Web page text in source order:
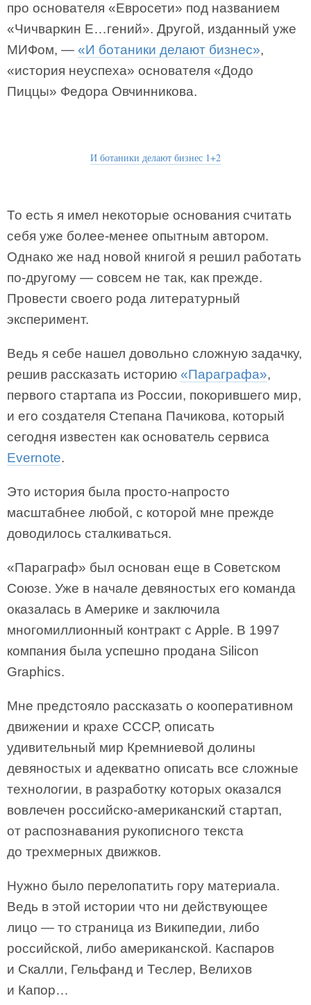
про основателя «Евросети» под названием
«Чичваркин Е…гений». Другой, изданный уже
МИФом, — «И ботаники делают бизнес»,
«история неуспеха» основателя «Додо
Пиццы» Федора Овчинникова.
И ботаники делают бизнес 1+2
То есть я имел некоторые основания считать
себя уже более-менее опытным автором.
Однако же над новой книгой я решил работать
по-другому — совсем не так, как прежде.
Провести своего рода литературный
эксперимент.
Ведь я себе нашел довольно сложную задачку,
решив рассказать историю «Параграфа»,
первого стартапа из России, покорившего мир,
и его создателя Степана Пачикова, который
сегодня известен как основатель сервиса
Evernote.
Это история была просто-напросто
масштабнее любой, с которой мне прежде
доводилось сталкиваться.
«Параграф» был основан еще в Советском
Союзе. Уже в начале девяностых его команда
оказалась в Америке и заключила
многомиллионный контракт с Apple. В 1997
компания была успешно продана Silicon
Graphics.
Мне предстояло рассказать о кооперативном
движении и крахе СССР, описать
удивительный мир Кремниевой долины
девяностых и адекватно описать все сложные
технологии, в разработку которых оказался
вовлечен российско-американский стартап,
от распознавания рукописного текста
до трехмерных движков.
Нужно было перелопатить гору материала.
Ведь в этой истории что ни действующее
лицо — то страница из Википедии, либо
российской, либо американской. Каспаров
и Скалли, Гельфанд и Теслер, Велихов
и Капор…